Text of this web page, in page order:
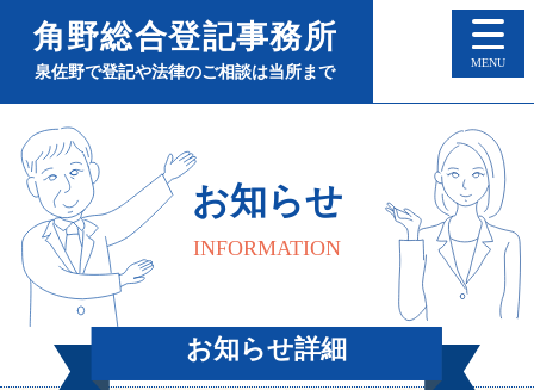
角野総合登記事務所
泉佐野で登記や法律のご相談は当所まで
お知らせ
INFORMATION
お知らせ詳細